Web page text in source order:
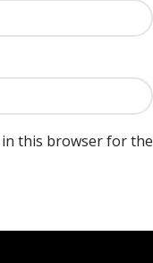
in this browser for the